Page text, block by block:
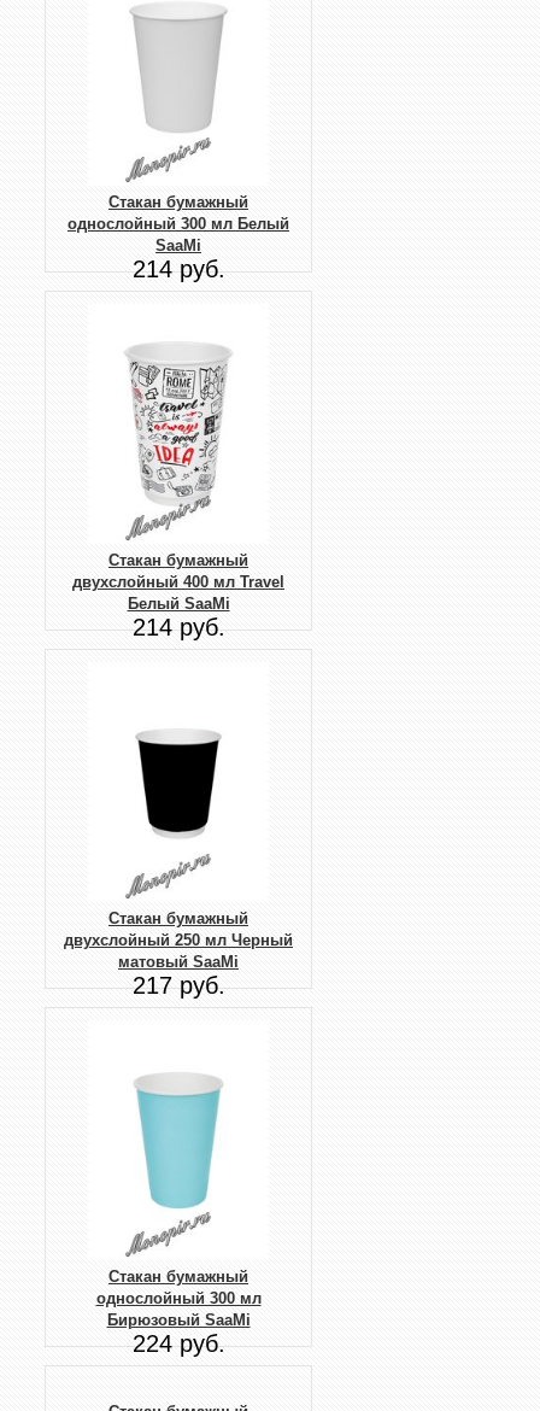
Стакан бумажный
однослойный 300 мл Белый
SaaMi
214 руб.
Стакан бумажный
двухслойный 400 мл Travel
Белый SaaMi
214 руб.
Стакан бумажный
двухслойный 250 мл Черный
матовый SaaMi
217 руб.
Стакан бумажный
однослойный 300 мл
Бирюзовый SaaMi
224 руб.